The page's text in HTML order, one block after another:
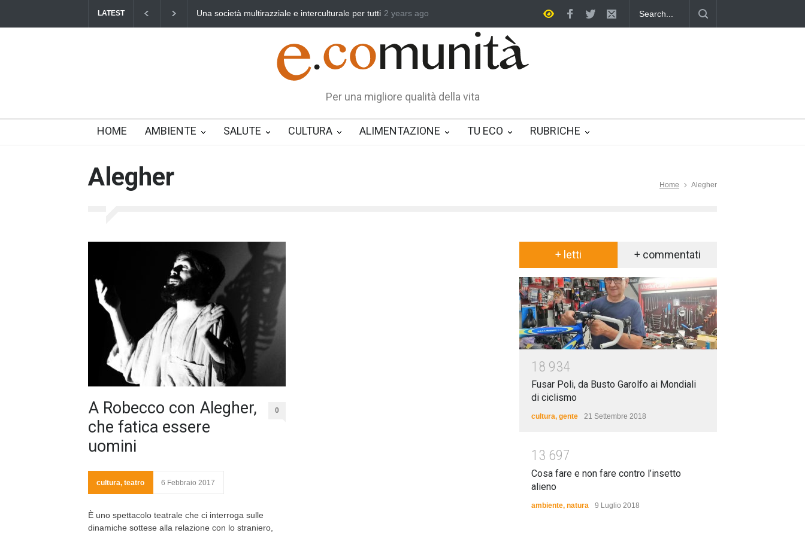
LATEST Una società multirazziale e interculturale per tutti Benedetta primavera, vincere la sonnolenza Un eroe multifunzione nella vita quotidiana
2 years ago
Per una migliore qualità della vita
HOME AMBIENTE SALUTE CULTURA ALIMENTAZIONE TU ECO RUBRICHE
Alegher Home Alegher
A Robecco con Alegher,
che fatica essere
uomini
0
cultura, teatro 6 Febbraio 2017
È uno spettacolo teatrale che ci interroga sulle
dinamiche sottese alla relazione con lo straniero,
+ letti + commentati
1 8 934
Fusar Poli, da Busto Garolfo ai Mondiali
di ciclismo
cultura, gente 21 Settembre 2018
1 3 697
Cosa fare e non fare contro l’insetto
alieno
ambiente, natura 9 Luglio 2018